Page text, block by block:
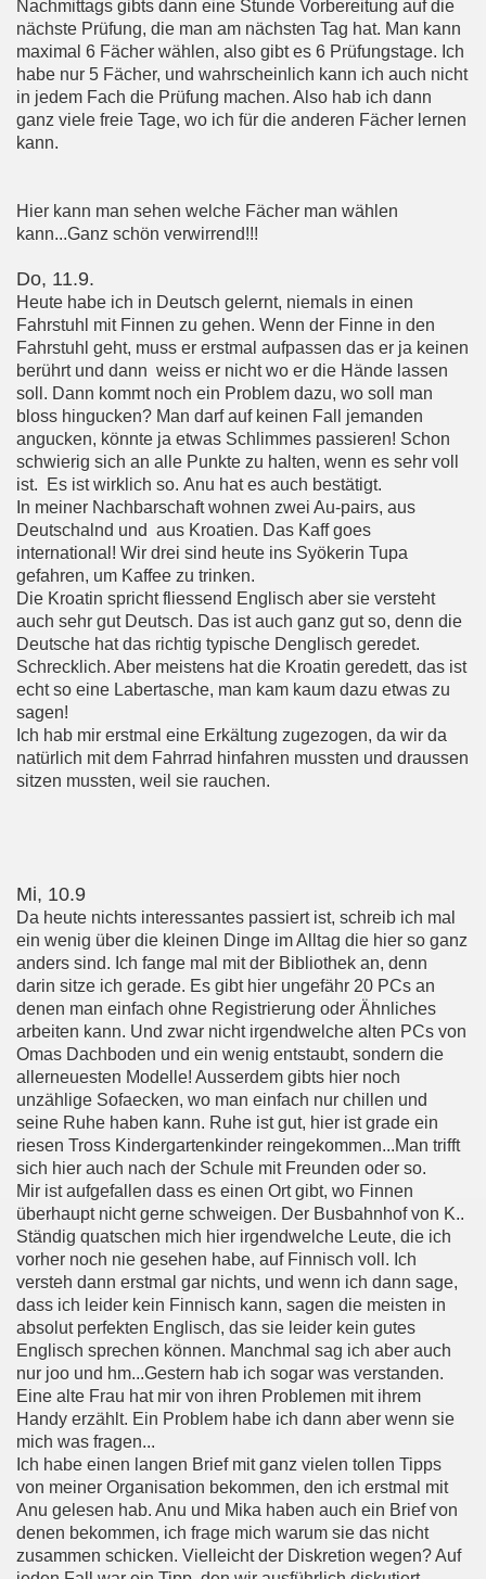
Nachmittags gibts dann eine Stunde Vorbereitung auf die
nächste Prüfung, die man am nächsten Tag hat. Man kann
maximal 6 Fächer wählen, also gibt es 6 Prüfungstage. Ich
habe nur 5 Fächer, und wahrscheinlich kann ich auch nicht
in jedem Fach die Prüfung machen. Also hab ich dann
ganz viele freie Tage, wo ich für die anderen Fächer lernen
kann.
Hier kann man sehen welche Fächer man wählen
kann...Ganz schön verwirrend!!!
Do, 11.9.
Heute habe ich in Deutsch gelernt, niemals in einen
Fahrstuhl mit Finnen zu gehen. Wenn der Finne in den
Fahrstuhl geht, muss er erstmal aufpassen das er ja keinen
berührt und dann weiss er nicht wo er die Hände lassen
soll. Dann kommt noch ein Problem dazu, wo soll man
bloss hingucken? Man darf auf keinen Fall jemanden
angucken, könnte ja etwas Schlimmes passieren! Schon
schwierig sich an alle Punkte zu halten, wenn es sehr voll
ist. Es ist wirklich so. Anu hat es auch bestätigt.
In meiner Nachbarschaft wohnen zwei Au-pairs, aus
Deutschalnd und aus Kroatien. Das Kaff goes
international! Wir drei sind heute ins Syökerin Tupa
gefahren, um Kaffee zu trinken.
Die Kroatin spricht fliessend Englisch aber sie versteht
auch sehr gut Deutsch. Das ist auch ganz gut so, denn die
Deutsche hat das richtig typische Denglisch geredet.
Schrecklich. Aber meistens hat die Kroatin geredett, das ist
echt so eine Labertasche, man kam kaum dazu etwas zu
sagen!
Ich hab mir erstmal eine Erkältung zugezogen, da wir da
natürlich mit dem Fahrrad hinfahren mussten und draussen
sitzen mussten, weil sie rauchen.
Mi, 10.9
Da heute nichts interessantes passiert ist, schreib ich mal
ein wenig über die kleinen Dinge im Alltag die hier so ganz
anders sind. Ich fange mal mit der Bibliothek an, denn
darin sitze ich gerade. Es gibt hier ungefähr 20 PCs an
denen man einfach ohne Registrierung oder Ähnliches
arbeiten kann. Und zwar nicht irgendwelche alten PCs von
Omas Dachboden und ein wenig entstaubt, sondern die
allerneuesten Modelle! Ausserdem gibts hier noch
unzählige Sofaecken, wo man einfach nur chillen und
seine Ruhe haben kann. Ruhe ist gut, hier ist grade ein
riesen Tross Kindergartenkinder reingekommen...Man trifft
sich hier auch nach der Schule mit Freunden oder so.
Mir ist aufgefallen dass es einen Ort gibt, wo Finnen
überhaupt nicht gerne schweigen. Der Busbahnhof von K..
Ständig quatschen mich hier irgendwelche Leute, die ich
vorher noch nie gesehen habe, auf Finnisch voll. Ich
versteh dann erstmal gar nichts, und wenn ich dann sage,
dass ich leider kein Finnisch kann, sagen die meisten in
absolut perfekten Englisch, das sie leider kein gutes
Englisch sprechen können. Manchmal sag ich aber auch
nur joo und hm...Gestern hab ich sogar was verstanden.
Eine alte Frau hat mir von ihren Problemen mit ihrem
Handy erzählt. Ein Problem habe ich dann aber wenn sie
mich was fragen...
Ich habe einen langen Brief mit ganz vielen tollen Tipps
von meiner Organisation bekommen, den ich erstmal mit
Anu gelesen hab. Anu und Mika haben auch ein Brief von
denen bekommen, ich frage mich warum sie das nicht
zusammen schicken. Vielleicht der Diskretion wegen? Auf